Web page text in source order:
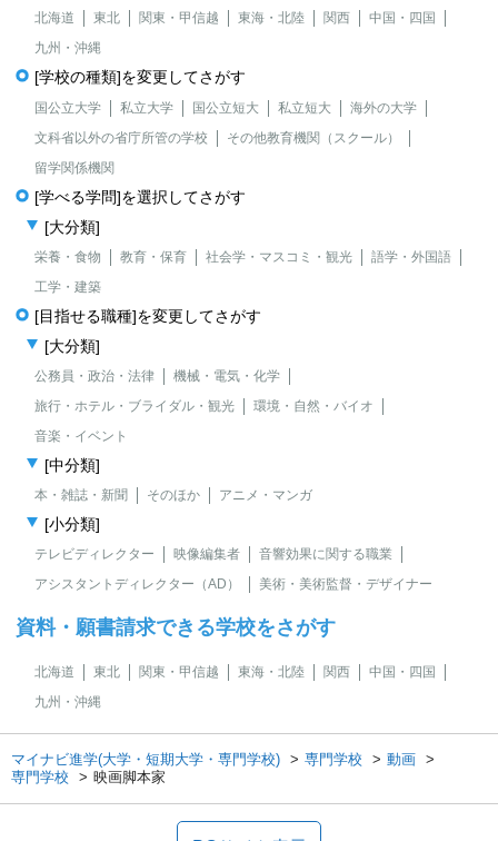
北海道 東北 関東・甲信越 東海・北陸 関西
中国・四国
九州・沖縄
[学校の種類]を変更してさがす
国公立大学 私立大学 国公立短大 私立短大
海外の大学
文科省以外の省庁所管の学校
その他教育機関（スクール）
留学関係機関
[学べる学問]を選択してさがす
[大分類]
栄養・食物 教育・保育 社会学・マスコミ・観光
語学・外国語
工学・建築
[目指せる職種]を変更してさがす
[大分類]
公務員・政治・法律
機械・電気・化学
旅行・ホテル・ブライダル・観光
環境・自然・バイオ
音楽・イベント
[中分類]
本・雑誌・新聞 そのほか アニメ・マンガ
[小分類]
テレビディレクター 映像編集者
音響効果に関する職業
アシスタントディレクター（AD）
美術・美術監督・デザイナー
資料・願書請求できる学校をさがす
北海道 東北 関東・甲信越 東海・北陸 関西
中国・四国
九州・沖縄
マイナビ進学(大学・短期大学・専門学校) 専門学校
動画
専門学校
映画脚本家